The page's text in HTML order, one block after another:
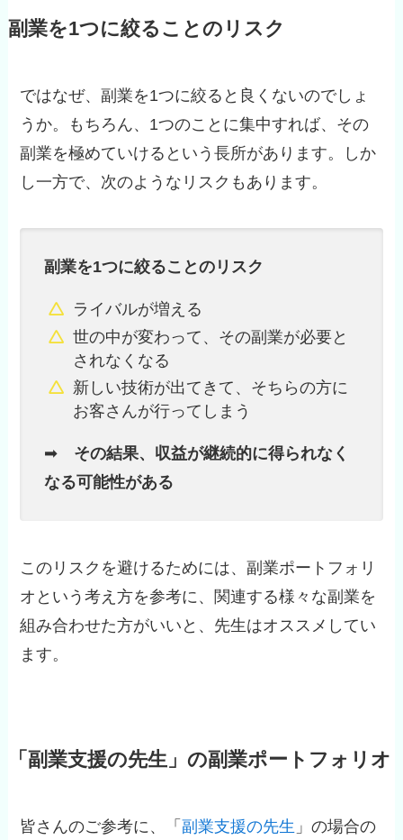
副業を1つに絞ることのリスク
ではなぜ、副業を1つに絞ると良くないのでしょ
うか。もちろん、1つのことに集中すれば、その
副業を極めていけるという長所があります。しか
し一方で、次のようなリスクもあります。
副業を1つに絞ることのリスク
ライバルが増える
世の中が変わって、その副業が必要と
されなくなる
新しい技術が出てきて、そちらの方に
お客さんが行ってしまう
➡ その結果、収益が継続的に得られなく
なる可能性がある
このリスクを避けるためには、副業ポートフォリ
オという考え方を参考に、関連する様々な副業を
組み合わせた方がいいと、先生はオススメしてい
ます。
「副業支援の先生」の副業ポートフォリオ
皆さんのご参考に、「副業支援の先生 」の場合の